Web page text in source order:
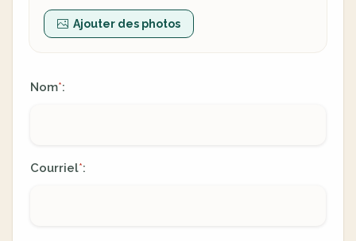
Ajouter des photos
Nom*:
Courriel*: